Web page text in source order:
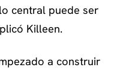
central puede ser
Killeen.
a construir